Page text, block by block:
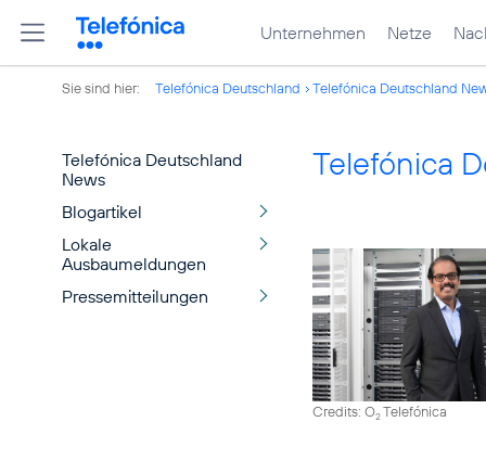
Unternehmen Netze
Sie sind hier: Telefónica Deutschland Telefónica Deutschland
Telefónica Deutschland
News
Blogartikel
Lokale
Ausbaumeldungen
Pressemitteilungen
Telefónica
Credits: O2Telefónica